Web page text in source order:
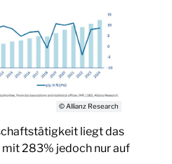
© Allianz Research
liegt das
283% jedoch nur auf